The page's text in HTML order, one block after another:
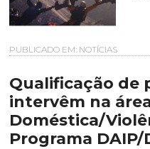
PUBLICADO EM: NOTÍCIAS
Qualificação de
intervêm na
Doméstica/
Programa